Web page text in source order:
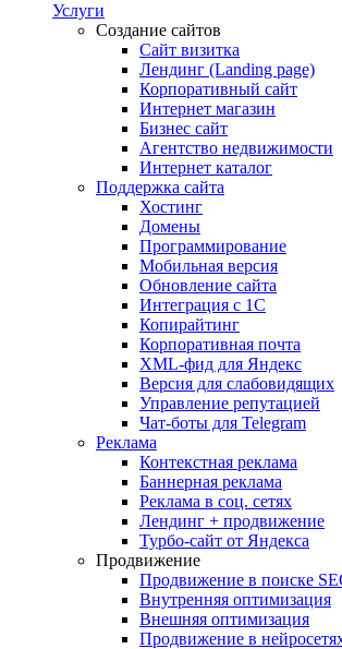
Услуги
Создание сайтов
Сайт визитка
Лендинг (Landing page)
Корпоративный сайт
Интернет магазин
Бизнес сайт
Агентство недвижимости
Интернет каталог
Поддержка сайта
Хостинг
Домены
Программирование
Мобильная версия
Обновление сайта
Интеграция с 1С
Копирайтинг
Корпоративная почта
XML-фид для Яндекс
Версия для слабовидящих
Управление репутацией
Чат-боты для Telegram
Реклама
Контекстная реклама
Баннерная реклама
Реклама в соц. сетях
Лендинг + продвижение
Турбо-сайт от Яндекса
Продвижение
Продвижение в поиске
Внутренняя оптимизация
Внешняя оптимизация
Продвижение в